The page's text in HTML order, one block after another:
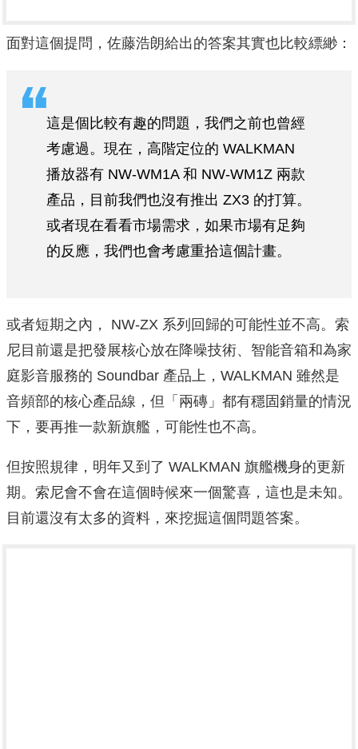
面對這個提問，佐藤浩朗給出的答案其實也比較縹緲：
這是個比較有趣的問題，我們之前也曾經
考慮過。現在，高階定位的 WALKMAN
播放器有 NW-WM1A 和 NW-WM1Z 兩款
產品，目前我們也沒有推出 ZX3 的打算。
或者現在看看市場需求，如果市場有足夠
的反應，我們也會考慮重拾這個計畫。
或者短期之內， NW-ZX 系列回歸的可能性並不高。索
尼目前還是把發展核心放在降噪技術、智能音箱和為家
庭影音服務的 Soundbar 產品上，WALKMAN 雖然是
音頻部的核心產品線，但「兩磚」都有穩固銷量的情況
下，要再推一款新旗艦，可能性也不高。
但按照規律，明年又到了 WALKMAN 旗艦機身的更新
期。索尼會不會在這個時候來一個驚喜，這也是未知。
目前還沒有太多的資料，來挖掘這個問題答案。